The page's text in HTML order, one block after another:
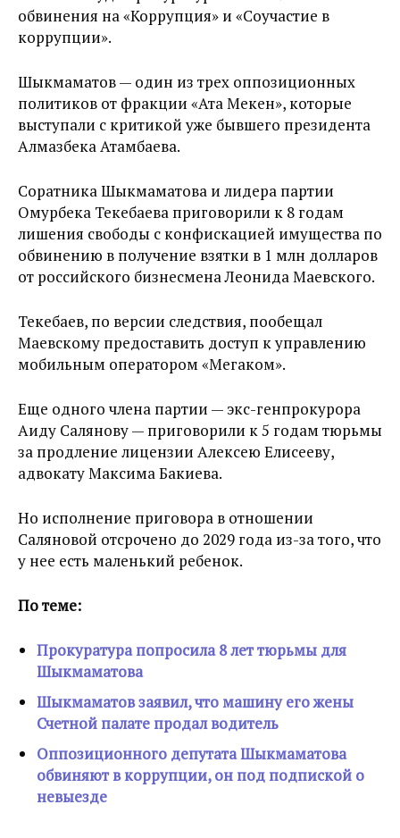
обвинения на «Коррупция» и «Соучастие в
коррупции».
Шыкмаматов — один из трех оппозиционных
политиков от фракции «Ата Мекен», которые
выступали с критикой уже бывшего президента
Алмазбека Атамбаева.
Соратника Шыкмаматова и лидера партии
Омурбека Текебаева приговорили к 8 годам
лишения свободы с конфискацией имущества по
обвинению в получение взятки в 1 млн долларов
от российского бизнесмена Леонида Маевского.
Текебаев, по версии следствия, пообещал
Маевскому предоставить доступ к управлению
мобильным оператором «Мегаком».
Еще одного члена партии — экс-генпрокурора
Аиду Салянову — приговорили к 5 годам тюрьмы
за продление лицензии Алексею Елисееву,
адвокату Максима Бакиева.
Но исполнение приговора в отношении
Саляновой отсрочено до 2029 года из-за того, что
у нее есть маленький ребенок.
По теме:
Прокуратура попросила 8 лет тюрьмы для
Шыкмаматова
Шыкмаматов заявил, что машину его жены
Счетной палате продал водитель
Оппозиционного депутата Шыкмаматова
обвиняют в коррупции, он под подпиской о
невыезде